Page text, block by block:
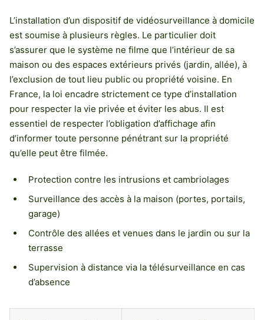
L’installation d’un dispositif de vidéosurveillance à domicile
est soumise à plusieurs règles. Le particulier doit
s’assurer que le système ne filme que l’intérieur de sa
maison ou des espaces extérieurs privés (jardin, allée), à
l’exclusion de tout lieu public ou propriété voisine. En
France, la loi encadre strictement ce type d’installation
pour respecter la vie privée et éviter les abus. Il est
essentiel de respecter l’obligation d’affichage afin
d’informer toute personne pénétrant sur la propriété
qu’elle peut être filmée.
Protection contre les intrusions et cambriolages
Surveillance des accès à la maison (portes, portails,
garage)
Contrôle des allées et venues dans le jardin ou sur la
terrasse
Supervision à distance via la télésurveillance en cas
d’absence